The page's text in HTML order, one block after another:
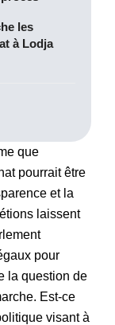
les
à Lodja
que
pourrait être
et la
laissent
pour
la question de
Est-ce
visant à